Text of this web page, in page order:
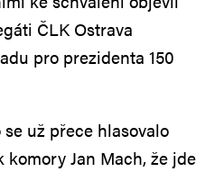
ČLK Ostrava
pro prezidenta 150
už přece hlasovalo
Jan Mach, že jde